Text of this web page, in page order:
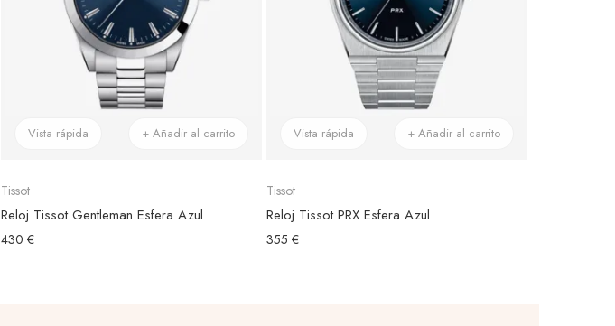
Vista rápida + Añadir al carrito
Tissot
Reloj Tissot Gentleman Esfera Azul
430 €
Vista rápida + Añadir al carrito
Tissot
Reloj Tissot PRX Esfera Azul
355 €